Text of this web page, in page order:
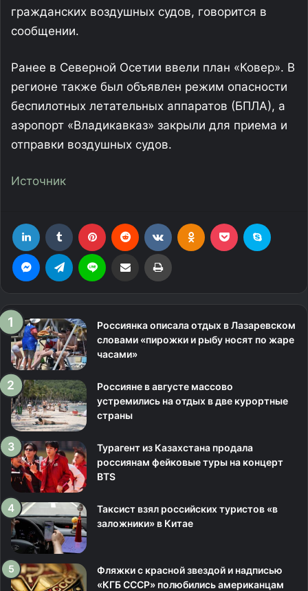
гражданских воздушных судов, говорится в
сообщении.
Ранее в Северной Осетии ввели план «Ковер». В
регионе также был объявлен режим опасности
беспилотных летательных аппаратов (БПЛА), а
аэропорт «Владикавказ» закрыли для приема и
отправки воздушных судов.
Источник
Россиянка описала отдых в Лазаревском
словами «пирожки и рыбу носят по жаре
часами»
Россияне в августе массово
устремились на отдых в две курортные
страны
Турагент из Казахстана продала
россиянам фейковые туры на концерт
BTS
Таксист взял российских туристов «в
заложники» в Китае
Фляжки с красной звездой и надписью
«КГБ СССР» полюбились американцам